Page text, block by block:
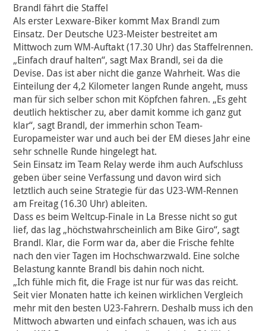
Brandl fährt die Staffel
Als erster Lexware-Biker kommt Max Brandl zum
Einsatz. Der Deutsche U23-Meister bestreitet am
Mittwoch zum WM-Auftakt (17.30 Uhr) das Staffelrennen.
„Einfach drauf halten“, sagt Max Brandl, sei da die
Devise. Das ist aber nicht die ganze Wahrheit. Was die
Einteilung der 4,2 Kilometer langen Runde angeht, muss
man für sich selber schon mit Köpfchen fahren. „Es geht
deutlich hektischer zu, aber damit komme ich ganz gut
klar“, sagt Brandl, der immerhin schon Team-
Europameister war und auch bei der EM dieses Jahr eine
sehr schnelle Runde hingelegt hat.
Sein Einsatz im Team Relay werde ihm auch Aufschluss
geben über seine Verfassung und davon wird sich
letztlich auch seine Strategie für das U23-WM-Rennen
am Freitag (16.30 Uhr) ableiten.
Dass es beim Weltcup-Finale in La Bresse nicht so gut
lief, das lag „höchstwahrscheinlich am Bike Giro“, sagt
Brandl. Klar, die Form war da, aber die Frische fehlte
nach den vier Tagen im Hochschwarzwald. Eine solche
Belastung kannte Brandl bis dahin noch nicht.
„Ich fühle mich fit, die Frage ist nur für was das reicht.
Seit vier Monaten hatte ich keinen wirklichen Vergleich
mehr mit den besten U23-Fahrern. Deshalb muss ich den
Mittwoch abwarten und einfach schauen, was ich aus